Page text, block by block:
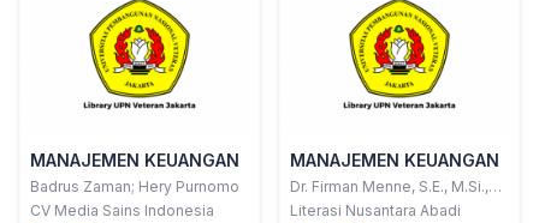
MANAJEMEN KEUANGAN
Badrus Zaman; Hery Purnomo
CV Media Sains Indonesia
MANAJEMEN KEUANGAN
Dr. Firman Menne, S.E., M.Si.,
Ak., CA.
Literasi Nusantara Abadi